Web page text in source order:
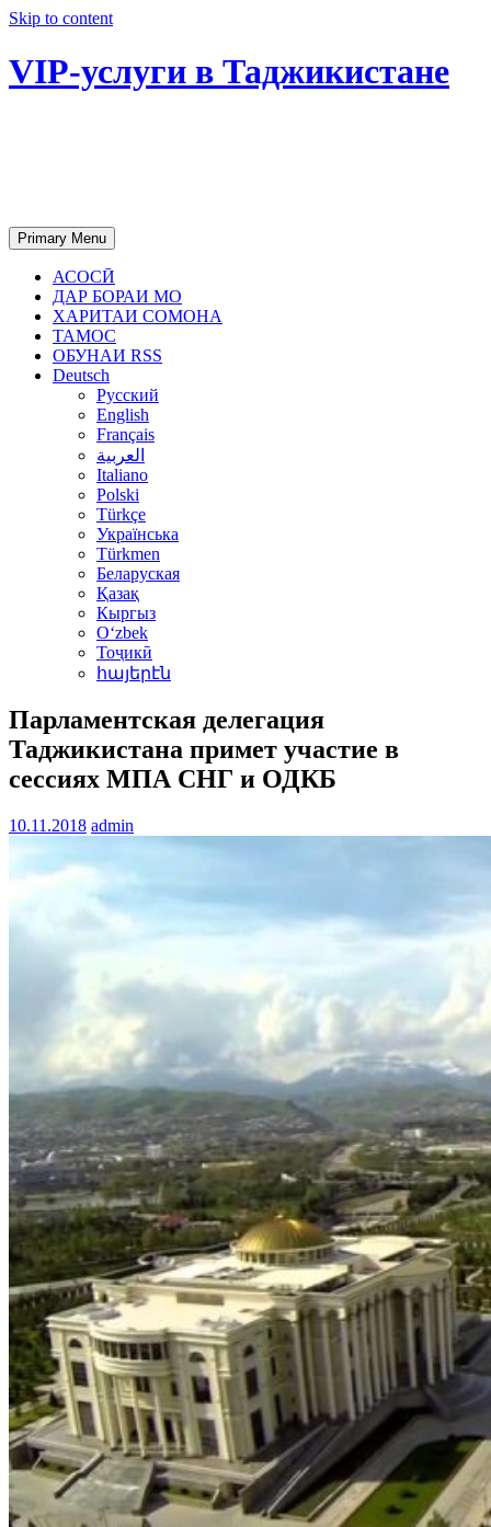
Skip to content
VIP-услуги в Таджикистане
Primary Menu
АСОСӢ
ДАР БОРАИ МО
ХАРИТАИ СОМОНА
ТАМОС
ОБУНАИ RSS
Deutsch
Русский
English
Français
العربية
Italiano
Polski
Türkçe
Українська
Türkmen
Беларуская
Қазақ
Кыргыз
Oʻzbek
Тоҷикӣ
հայերէն
Парламентская делегация
Таджикистана примет участие в
сессиях МПА СНГ и ОДКБ
10.11.2018 admin